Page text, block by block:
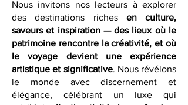
Nous invitons nos lecteurs à explorer
des destinations richesen culture,
saveurs et inspiration — des lieux où le
patrimoine rencontre la créativité, et où
le voyage devient une expérience
artistique et significative. Nous révélons
le monde avec discernement et